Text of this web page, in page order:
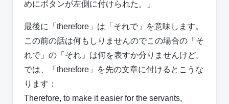
めにボタンが左側に付けられた。」
最後に「therefore」は「それで」を意味します。
この前の話は何もしりませんのでこの場合の「そ
れで」の「それ」は何を表すか分りませんけど。
では、「therefore」を先の文章に付けるとこうな
ります：
Therefore, to make it easier for the servants,